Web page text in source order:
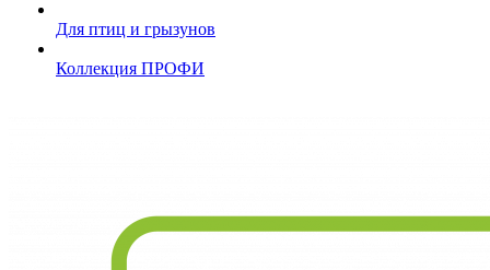
Для птиц и грызунов
Коллекция ПРОФИ